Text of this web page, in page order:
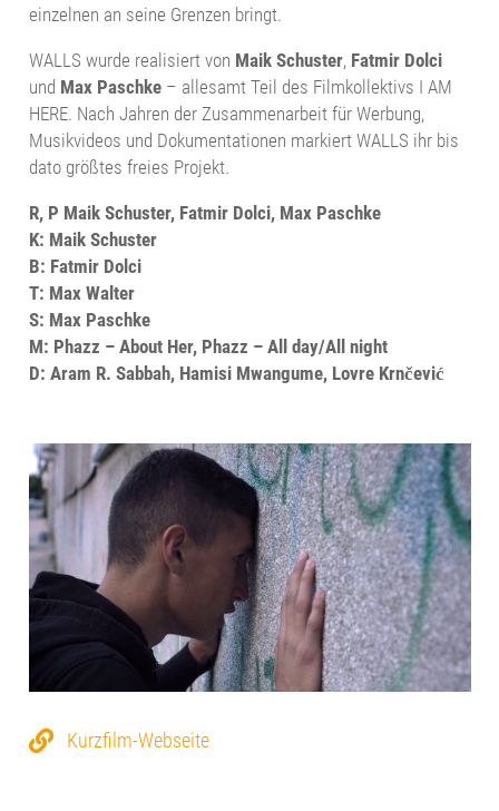
einzelnen an seine Grenzen bringt.
WALLS wurde realisiert von Maik Schuster, Fatmir Dolci
und Max Paschke– allesamt Teil des Filmkollektivs I AM
HERE. Nach Jahren der Zusammenarbeit für Werbung,
Musikvideos und Dokumentationen markiert WALLS ihr bis
dato größtes freies Projekt.
R, P Maik Schuster, Fatmir Dolci, Max Paschke
K: Maik Schuster
B: Fatmir Dolci
T: Max Walter
S: Max Paschke
M: Phazz – About Her, Phazz – All day/All night
D: Aram R. Sabbah, Hamisi Mwangume, Lovre Krnčević
Kurzfilm-Webseite